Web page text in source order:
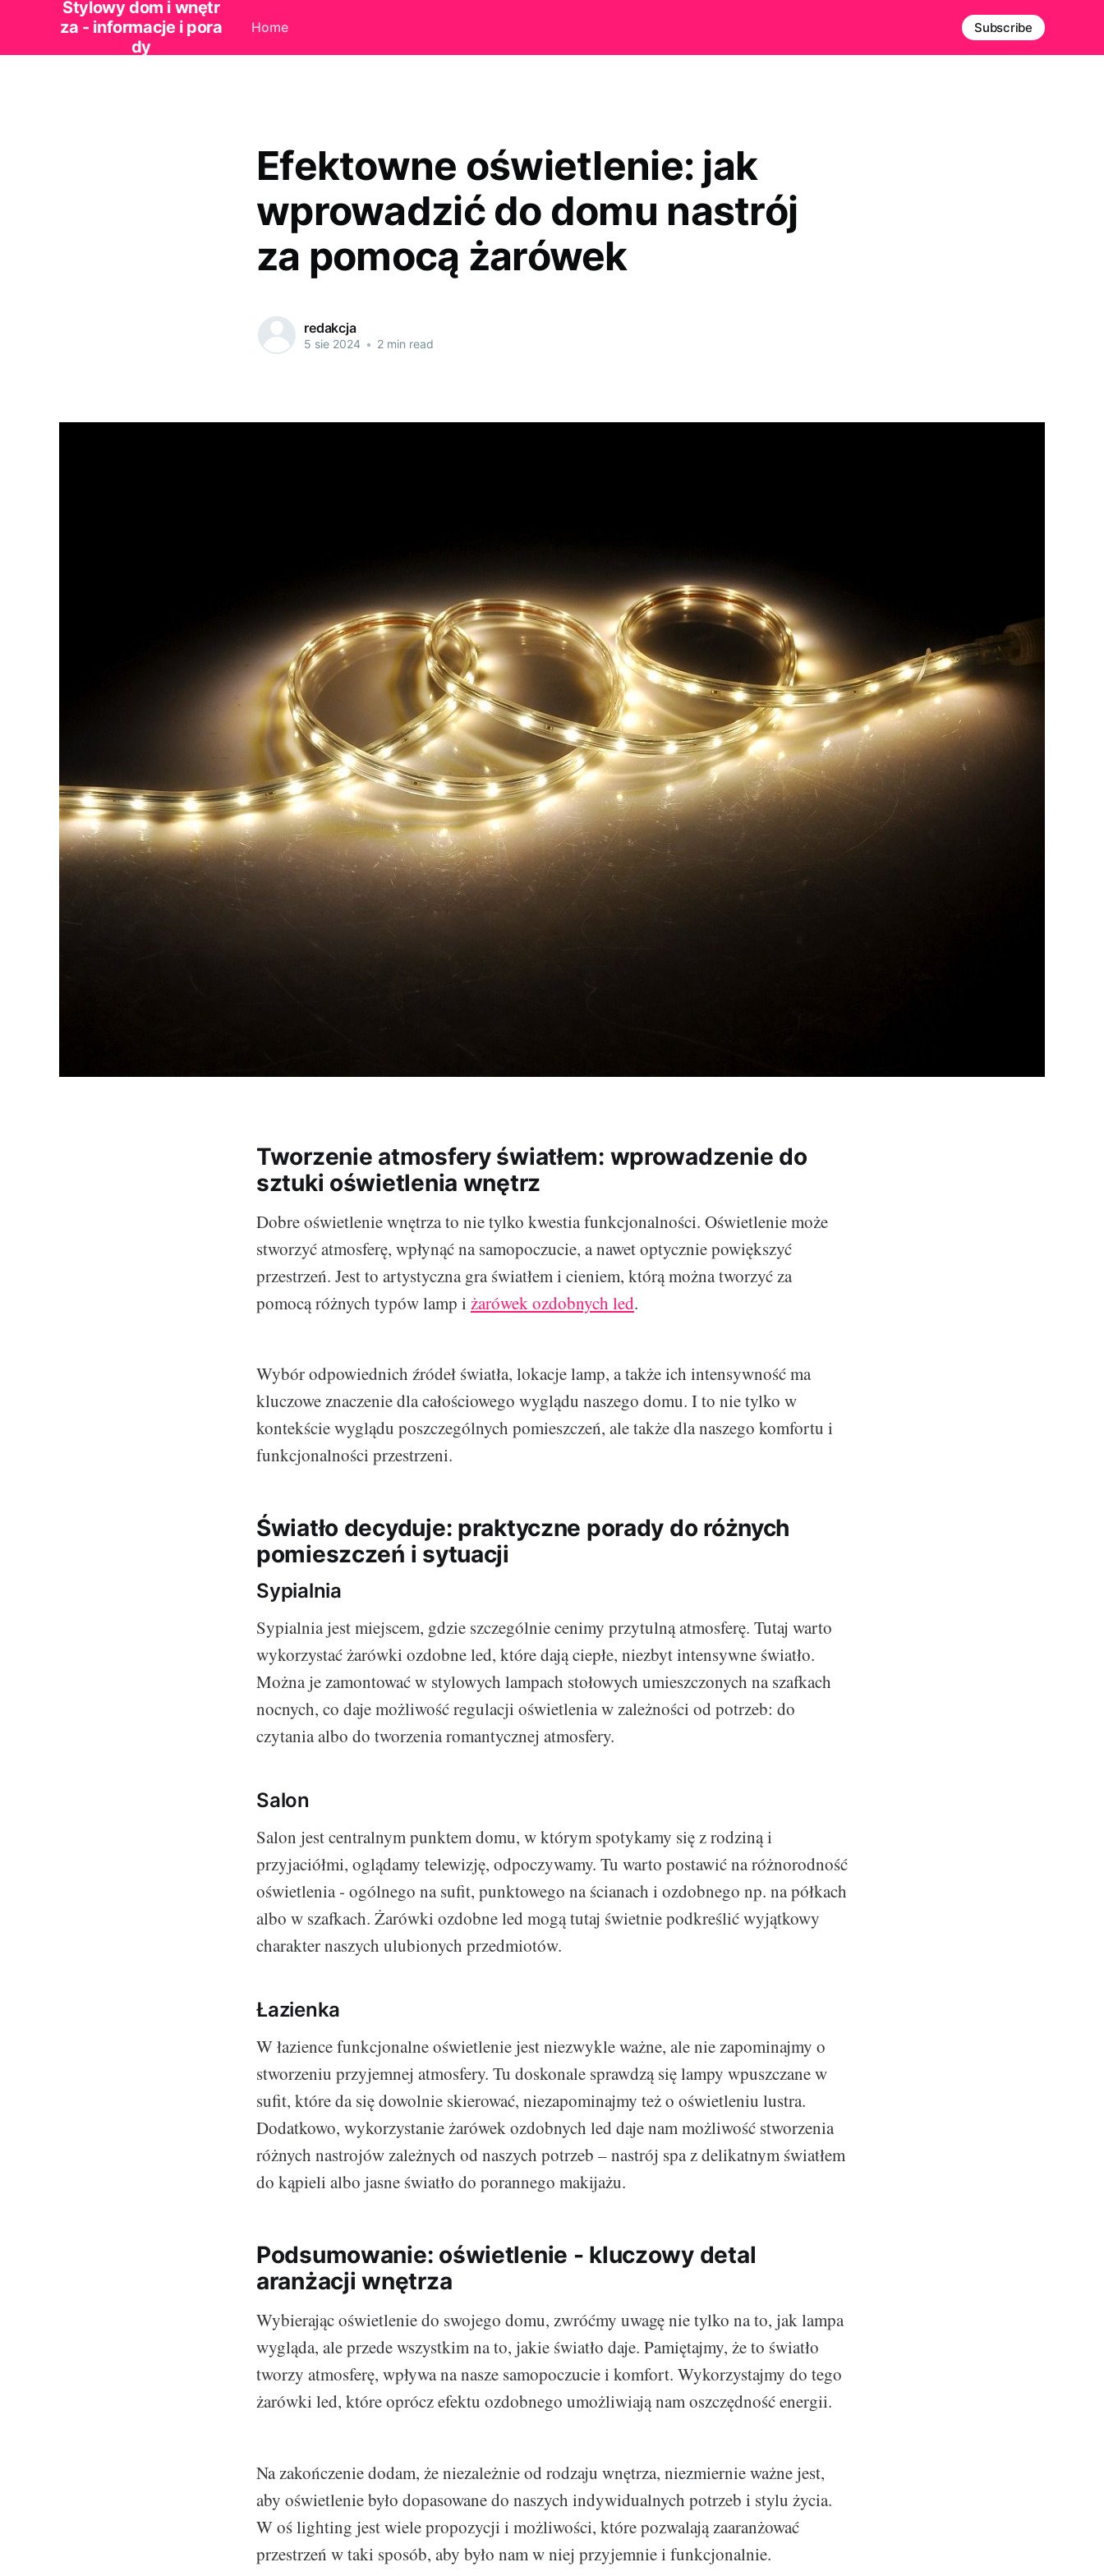
Stylowy dom i wnętr
za - informacje i pora
dy
Home Subscribe
Efektowne oświetlenie: jak
wprowadzić do domu nastrój
za pomocą żarówek
redakcja
5 sie 2024 • 2 min read
Tworzenie atmosfery światłem: wprowadzenie do
sztuki oświetlenia wnętrz
Dobre oświetlenie wnętrza to nie tylko kwestia funkcjonalności. Oświetlenie może
stworzyć atmosferę, wpłynąć na samopoczucie, a nawet optycznie powiększyć
przestrzeń. Jest to artystyczna gra światłem i cieniem, którą można tworzyć za
pomocą różnych typów lamp i żarówek ozdobnych led.
Wybór odpowiednich źródeł światła, lokacje lamp, a także ich intensywność ma
kluczowe znaczenie dla całościowego wyglądu naszego domu. I to nie tylko w
kontekście wyglądu poszczególnych pomieszczeń, ale także dla naszego komfortu i
funkcjonalności przestrzeni.
Światło decyduje: praktyczne porady do różnych
pomieszczeń i sytuacji
Sypialnia
Sypialnia jest miejscem, gdzie szczególnie cenimy przytulną atmosferę. Tutaj warto
wykorzystać żarówki ozdobne led, które dają ciepłe, niezbyt intensywne światło.
Można je zamontować w stylowych lampach stołowych umieszczonych na szafkach
nocnych, co daje możliwość regulacji oświetlenia w zależności od potrzeb: do
czytania albo do tworzenia romantycznej atmosfery.
Salon
Salon jest centralnym punktem domu, w którym spotykamy się z rodziną i
przyjaciółmi, oglądamy telewizję, odpoczywamy. Tu warto postawić na różnorodność
oświetlenia - ogólnego na sufit, punktowego na ścianach i ozdobnego np. na półkach
albo w szafkach. Żarówki ozdobne led mogą tutaj świetnie podkreślić wyjątkowy
charakter naszych ulubionych przedmiotów.
Łazienka
W łazience funkcjonalne oświetlenie jest niezwykle ważne, ale nie zapominajmy o
stworzeniu przyjemnej atmosfery. Tu doskonale sprawdzą się lampy wpuszczane w
sufit, które da się dowolnie skierować, niezapominajmy też o oświetleniu lustra.
Dodatkowo, wykorzystanie żarówek ozdobnych led daje nam możliwość stworzenia
różnych nastrojów zależnych od naszych potrzeb – nastrój spa z delikatnym światłem
do kąpieli albo jasne światło do porannego makijażu.
Podsumowanie: oświetlenie - kluczowy detal
aranżacji wnętrza
Wybierając oświetlenie do swojego domu, zwróćmy uwagę nie tylko na to, jak lampa
wygląda, ale przede wszystkim na to, jakie światło daje. Pamiętajmy, że to światło
tworzy atmosferę, wpływa na nasze samopoczucie i komfort. Wykorzystajmy do tego
żarówki led, które oprócz efektu ozdobnego umożliwiają nam oszczędność energii.
Na zakończenie dodam, że niezależnie od rodzaju wnętrza, niezmiernie ważne jest,
aby oświetlenie było dopasowane do naszych indywidualnych potrzeb i stylu życia.
W oś lighting jest wiele propozycji i możliwości, które pozwalają zaaranżować
przestrzeń w taki sposób, aby było nam w niej przyjemnie i funkcjonalnie.